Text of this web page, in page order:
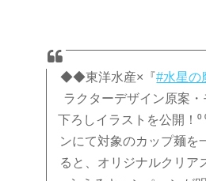
◆◆東洋水産×『#水星の
ラクターデザイン原案・
下ろしイラストを公開！⁰
ンにて対象のカップ麺を
ると、オリジナルクリア